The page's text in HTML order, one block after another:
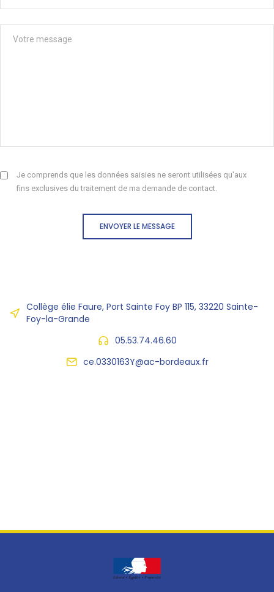
Je comprends que les données saisies ne seront utilisées qu'aux
fins exclusives du traitement de ma demande de contact.
ENVOYER LE MESSAGE
Collège élie Faure, Port Sainte Foy BP 115, 33220 Sainte-
Foy-la-Grande
05.53.74.46.60
ce.0330163Y@ac-bordeaux.fr